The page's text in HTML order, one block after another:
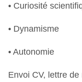
• Curiosité
• Dynamisme
• Autonomie
Envoi CV, lettre